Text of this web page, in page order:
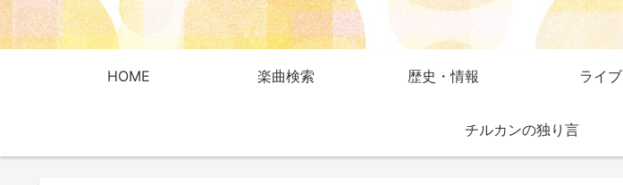
HOME 楽曲検索 歴史・情報 ライブ
チルカンの独り言